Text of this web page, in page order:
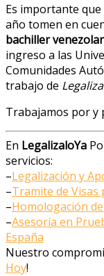
Es importante
año tomen en
bachiller
ingreso a las
Comunidades
trabajo de
Trabajamos por y
En LegalizaloYa
servicios:
–Legalización y
–Tramite de Visas
–Homologación
–Asesoría en
España
Nuestro
Hoy!